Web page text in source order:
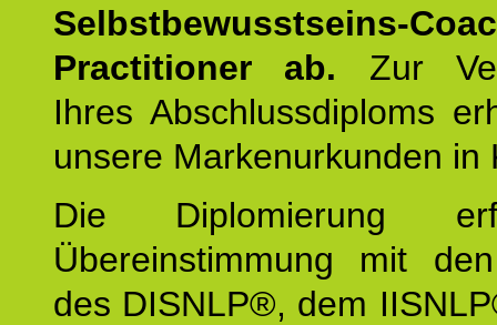
Selbstbewusstseins-
Practitioner ab. Zur
Ihres Abschlussdiploms
unsere Markenurkunden in
Die Diplomierung
Übereinstimmung mit
des DISNLP®, dem